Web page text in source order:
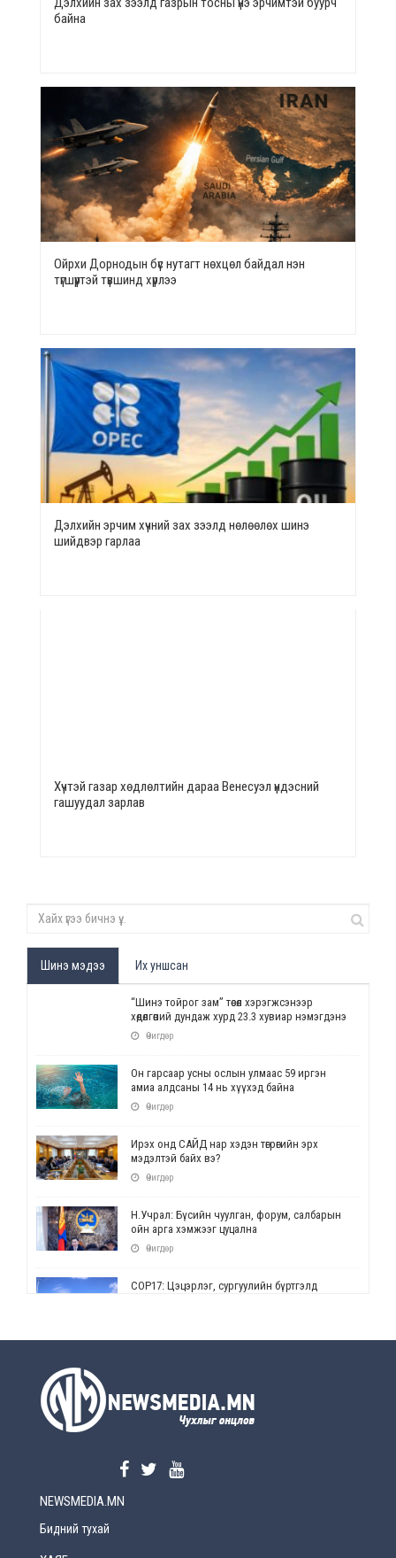
байна
Ойрхи Дорнодын бүс нутагт нөхцөл байдал нэн
түгшүүртэй түвшинд хүрлээ
Дэлхийн эрчим хүчний зах зээлд нөлөөлөх шинэ
шийдвэр гарлаа
Хүчтэй газар хөдлөлтийн дараа Венесуэл үндэсний
гашуудал зарлав
Шинэ мэдээ Их уншсан
“Шинэ тойрог зам” төсөл хэрэгжсэнээр
хөдөлгөөний дундаж хурд 23.3 хувиар нэмэгдэнэ
Өчигдөр
Он гарсаар усны ослын улмаас 59 иргэн
амиа алдсаны 14 нь хүүхэд байна
Өчигдөр
Ирэх онд САЙД нар хэдэн төгрөгийн эрх
мэдэлтэй байх вэ?
Өчигдөр
Н.Учрал: Бүсийн чуулган, форум, салбарын
ойн арга хэмжээг цуцална
Өчигдөр
СОР17: Цэцэрлэг, сургуулийн бүртгэлд
Өчигдөр
Өчигдөр
NEWSMEDIA.MN
Бидний тухай